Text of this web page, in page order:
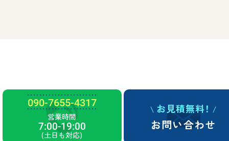
090-7655-4317
営業時間
7:00-19:00
(土日も対応)
お見積無料！
お問い合わせ